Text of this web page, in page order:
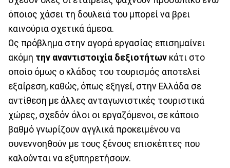
όποιος χάσει τη δουλειά του μπορεί να βρει
καινούρια σχετικά άμεσα.
Ως πρόβλημα στην αγορά εργασίας επισημαίνει
ακόμη την αναντιστοιχία δεξιοτήτων κάτι στο
οποίο όμως ο κλάδος του τουρισμός αποτελεί
εξαίρεση, καθώς, όπως εξηγεί, στην Ελλάδα σε
αντίθεση με άλλες ανταγωνιστικές τουριστικά
χώρες, σχεδόν όλοι οι εργαζόμενοι, σε κάποιο
βαθμό γνωρίζουν αγγλικά προκειμένου να
συνεννοηθούν με τους ξένους επισκέπτες που
καλούνται να εξυπηρετήσουν.